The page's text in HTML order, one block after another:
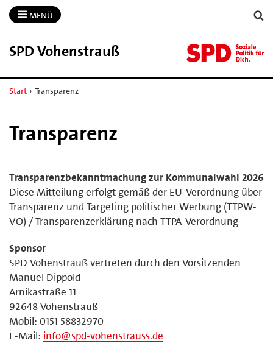
MENÜ
SPD Vohenstrauß
Start › Transparenz
Transparenz
Transparenzbekanntmachung zur Kommunalwahl 2026
Diese Mitteilung erfolgt gemäß der EU-Verordnung über
Transparenz und Targeting politischer Werbung (TTPW-
VO) / Transparenzerklärung nach TTPA-Verordnung
Sponsor
SPD Vohenstrauß vertreten durch den Vorsitzenden
Manuel Dippold
Arnikastraße 11
92648 Vohenstrauß
Mobil: 0151 58832970
E-Mail: info@spd-vohenstrauss.de